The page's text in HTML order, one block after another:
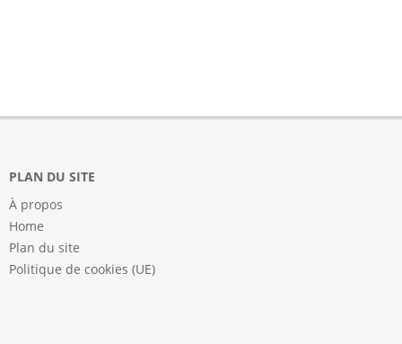
PLAN DU SITE
À propos
Home
Plan du site
Politique de cookies (UE)